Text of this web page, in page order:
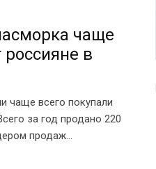
чаще
россияне в
чаще всего покупали
за год продано 220
продаж...